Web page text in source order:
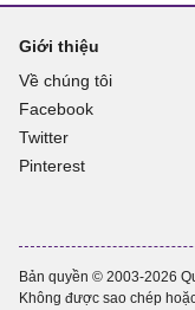
Giới thiệu
Về chúng tôi
Facebook
Twitter
Pinterest
Bản quyền © 2003-2026
Không được sao chép